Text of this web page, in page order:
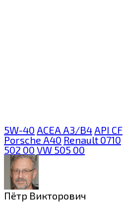
5W-40 ACEA A3/B4 API CF
Porsche A40 Renault 0710
502 00 VW 505 00
Пётр Викторович